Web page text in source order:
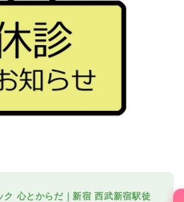
ク 心とからだ｜新宿 西武新宿駅徒